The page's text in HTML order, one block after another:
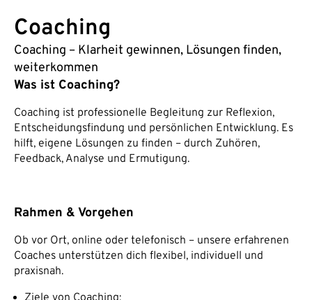
Coaching
Coaching – Klarheit gewinnen, Lösungen finden,
weiterkommen
Was ist Coaching?
Coaching ist professionelle Begleitung zur Reflexion,
Entscheidungsfindung und persönlichen Entwicklung. Es
hilft, eigene Lösungen zu finden – durch Zuhören,
Feedback, Analyse und Ermutigung.
Rahmen & Vorgehen
Ob vor Ort, online oder telefonisch – unsere erfahrenen
Coaches unterstützen dich flexibel, individuell und
praxisnah.